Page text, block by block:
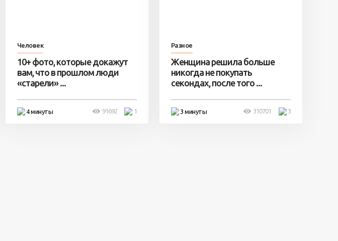
Человек
10+ фото, которые докажут
вам, что в прошлом люди
«старели» ...
4 минуты 1
91692
Разное
Женщина решила больше
никогда не покупать
секондах, после того ...
3 минуты 3
310701